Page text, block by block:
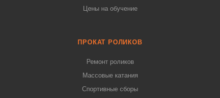
Цены на обучение
ПРОКАТ РОЛИКОВ
Ремонт роликов
Массовые катания
Спортивные сборы